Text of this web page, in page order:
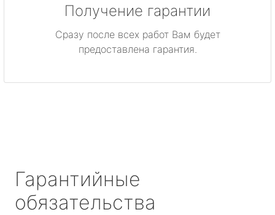
Получение гарантии
Сразу после всех работ Вам будет
предоставлена гарантия.
Гарантийные
обязательства